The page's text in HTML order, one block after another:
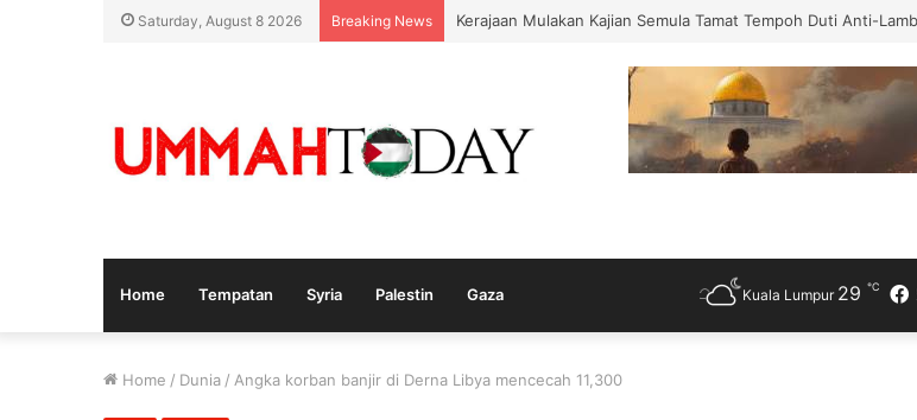
Saturday, August 8 2026 Breaking News Kerajaan Mulakan Kajian Semula Tamat Tempoh Duti Anti-
Home Tempatan Syria Palestin Gaza Kuala Lumpur 29 ℃
Home / Dunia / Angka korban banjir di Derna Libya mencecah 11,300